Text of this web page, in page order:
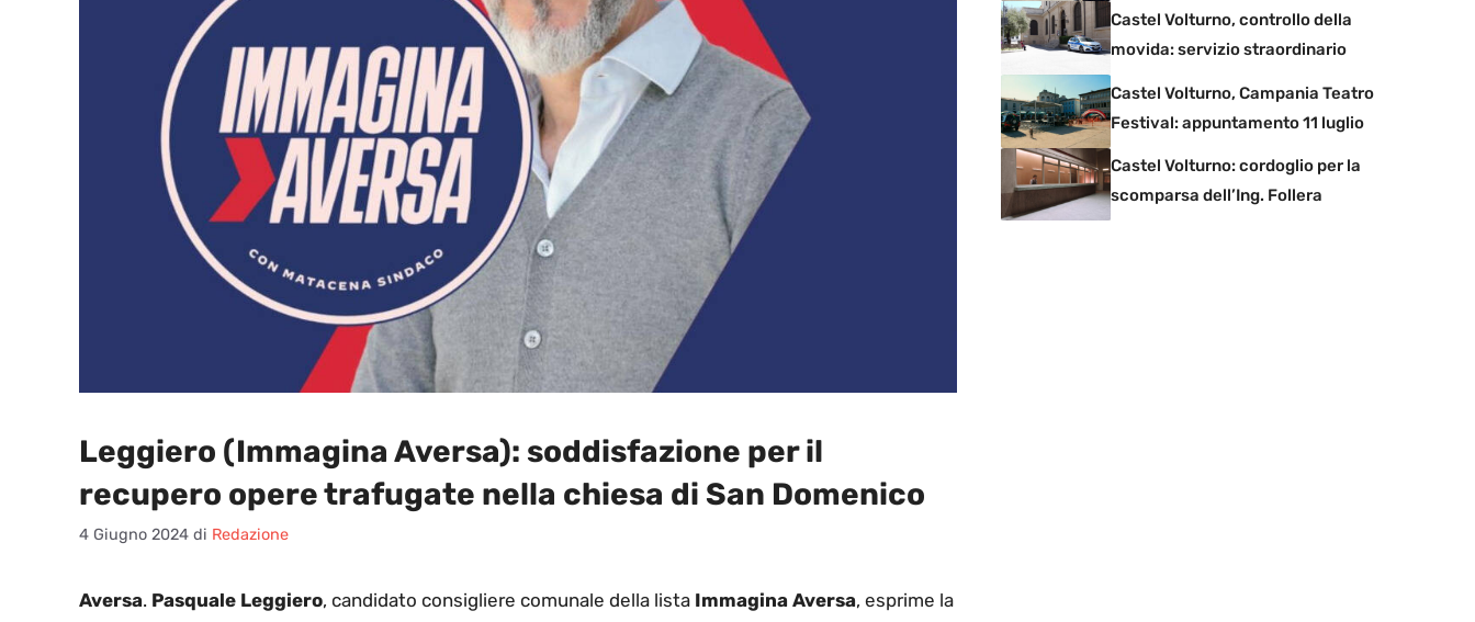
Leggiero (Immagina Aversa): soddisfazione per il
recupero opere trafugate nella chiesa di San Domenico
4 Giugno 2024 di Redazione
Aversa. Pasquale Leggiero, candidato consigliere comunale della lista Immagina Aversa, esprime la
Castel Volturno, controllo della
movida: servizio straordinario
Castel Volturno, Campania Teatro
Festival: appuntamento 11 luglio
Castel Volturno: cordoglio per la
scomparsa dell’Ing. Follera